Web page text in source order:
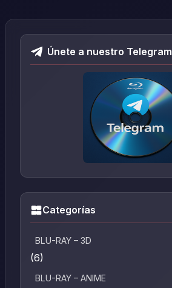
Únete a nuestro Telegram
Categorías
BLU-RAY – 3D
(6)
BLU-RAY – ANIME